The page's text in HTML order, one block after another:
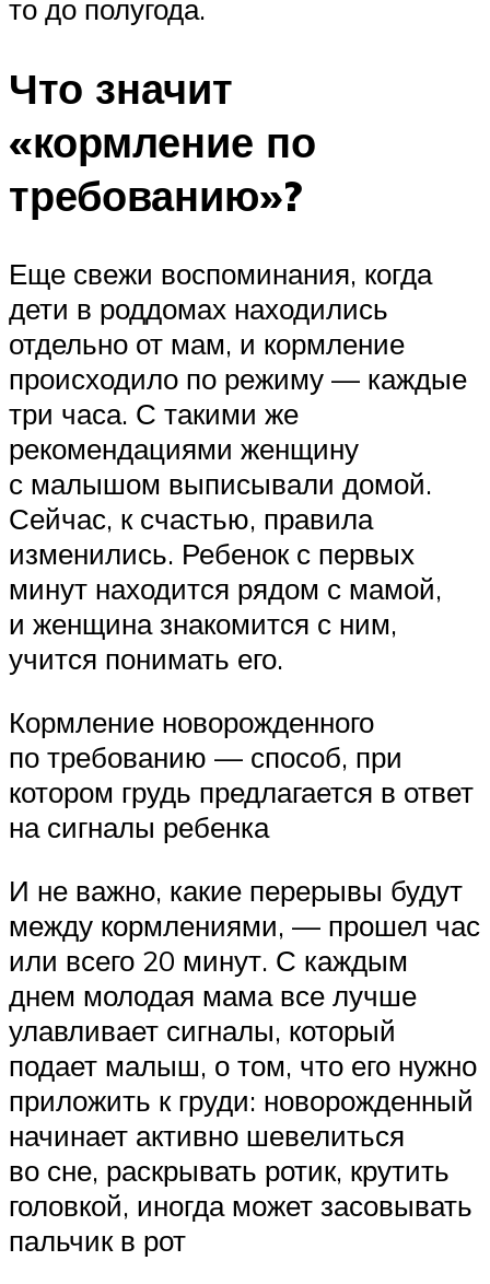
то до полугода.
Что значит
«кормление по
требованию»?
Еще свежи воспоминания, когда
дети в роддомах находились
отдельно от мам, и кормление
происходило по режиму — каждые
три часа. С такими же
рекомендациями женщину
с малышом выписывали домой.
Сейчас, к счастью, правила
изменились. Ребенок с первых
минут находится рядом с мамой,
и женщина знакомится с ним,
учится понимать его.
Кормление новорожденного
по требованию — способ, при
котором грудь предлагается в ответ
на сигналы ребенка
И не важно, какие перерывы будут
между кормлениями, — прошел час
или всего 20 минут. С каждым
днем молодая мама все лучше
улавливает сигналы, который
подает малыш, о том, что его нужно
приложить к груди: новорожденный
начинает активно шевелиться
во сне, раскрывать ротик, крутить
головкой, иногда может засовывать
пальчик в рот